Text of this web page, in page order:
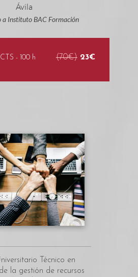
a Instituto BAC Formación
- 100 h (70€) 23€
Técnico en
la gestión de recursos